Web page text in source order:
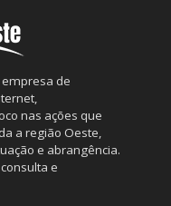
empresa de
nas ações que
a região Oeste,
e abrangência.
e